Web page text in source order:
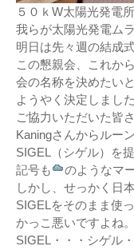
●フェンス
●メンテナンス
●土地探し
５０ｋW太陽光発電
我らが太陽光発電ムラ
明日は先々週の結成
この懇親会、これか
会の名称を決めたい
ようやく決定しました
ご協力いただいた皆
Kaningさんからルー
SIGEL（シゲル）を
記号も
のようなマ
しかし、せっかく日
SIGELをそのまま使
かっこ悪いですよね。
SIGEL・・・シゲル